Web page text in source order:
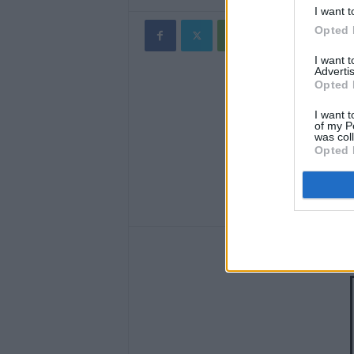
I want
Opted
I want
Opted
I want
of my
was
Opted